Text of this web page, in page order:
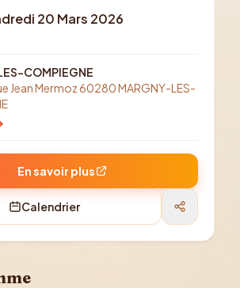
20 Mars 2026
COMPIEGNE
Jean Mermoz 60280 MARGNY-LES-
En savoir plus
Calendrier